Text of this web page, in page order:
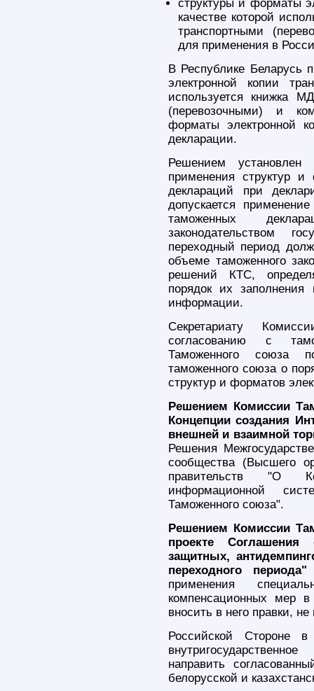
структуры и форматы
качестве которой
транспортными
для применения в
В Республике Беларусь
электронной копии
используется книжка
(перевозочными) и
форматы электронной
декларации.
Решением
применения структур
деклараций при
допускается
таможенных
законодательством
переходный период
объеме таможенного
решений КТС,
порядок их заполнения
информации.
Секретариату
согласованию с
Таможенного союза
таможенного союза о
структур и форматов
Решением Комиссии
Концепции создания
внешней и взаимной
Решения
сообщества (Высшего
правительств "О
информационной
Таможенного союза".
Решением Комиссии
проекте
защитных,
переходного периода"
применения
компенсационных мер в
вносить в него правки,
Российской Стороне
направить
белорусской и